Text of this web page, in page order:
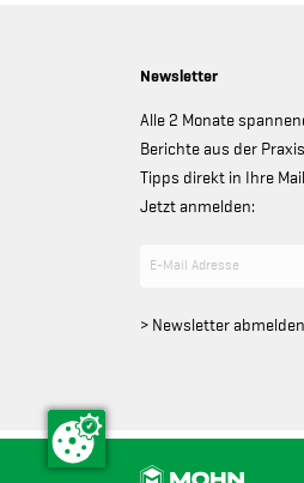
Newsletter
Alle 2 Monate
Berichte aus der
Tipps direkt in Ihre
Jetzt anmelden:
> Newsletter abmelden